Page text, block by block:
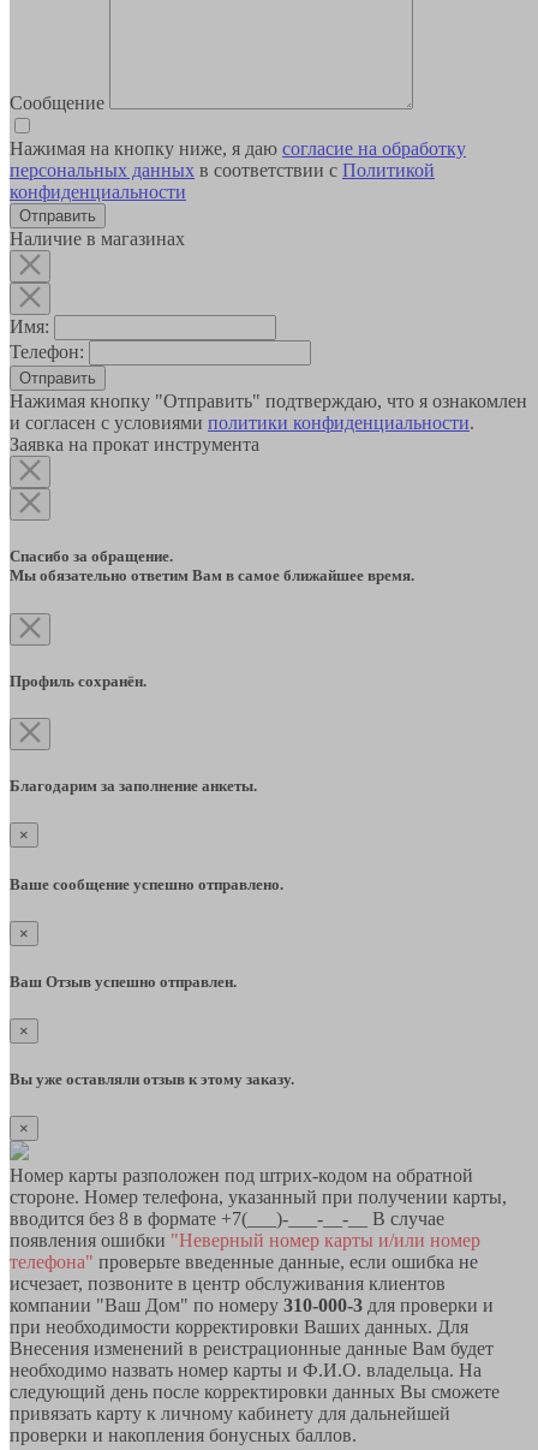
Сообщение
Нажимая на кнопку ниже, я даю согласие на обработку
персональных данных в соответствии с Политикой
конфиденциальности
Наличие в магазинах
Имя:
Телефон:
Отправить
Нажимая кнопку "Отправить" подтверждаю, что я ознакомлен
и согласен с условиями политики конфиденциальности.
Заявка на прокат инструмента
Спасибо за обращение.
Мы обязательно ответим Вам в самое ближайшее время.
Профиль сохранён.
Благодарим за заполнение анкеты.
×
Ваше сообщение успешно отправлено.
×
Ваш Отзыв успешно отправлен.
×
Вы уже оставляли отзыв к этому заказу.
×
Номер карты разположен под штрих-кодом на обратной
стороне. Номер телефона, указанный при получении карты,
вводится без 8 в формате +7(___)-___-__-__ В случае
появления ошибки "Неверный номер карты и/или номер
телефона" проверьте введенные данные, если ошибка не
исчезает, позвоните в центр обслуживания клиентов
компании "Ваш Дом" по номеру 310-000-3 для проверки и
при необходимости корректировки Ваших данных. Для
Внесения изменений в реистрационные данные Вам будет
необходимо назвать номер карты и Ф.И.О. владельца. На
следующий день после корректировки данных Вы сможете
привязать карту к личному кабинету для дальнейшей
проверки и накопления бонусных баллов.